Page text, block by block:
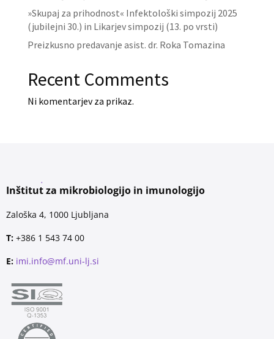
»Skupaj za prihodnost« Infektološki simpozij 2025
(jubilejni 30.) in Likarjev simpozij (13. po vrsti)
Preizkusno predavanje asist. dr. Roka Tomazina
Recent Comments
Ni komentarjev za prikaz.
Inštitut za mikrobiologijo in imunologijo
Zaloška 4, 1000 Ljubljana
T: +386 1 543 74 00
E: imi.info@mf.uni-lj.si